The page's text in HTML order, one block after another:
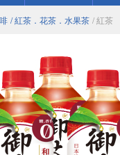
/ 紅茶．花茶．水果茶 / 紅茶